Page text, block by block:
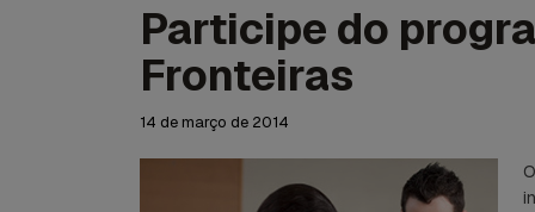
Participe do
Fronteiras
14 de março de 2014